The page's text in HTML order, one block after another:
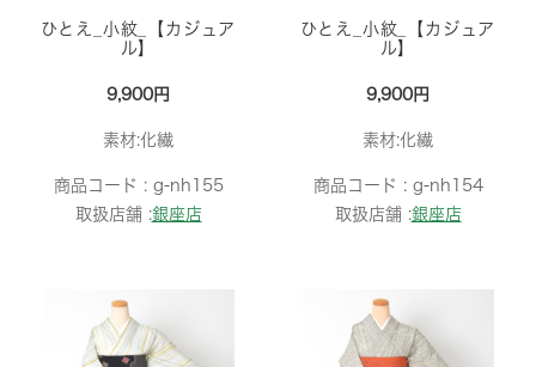
ひとえ_小紋_【カジュア
ル】
9,900円
素材:化繊
商品コード : g-nh155
取扱店舗 :銀座店
ひとえ_小紋_【カジュア
ル】
9,900円
素材:化繊
商品コード : g-nh154
取扱店舗 :銀座店